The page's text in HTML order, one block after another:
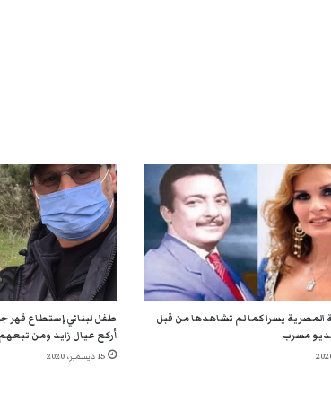
المصرية يسرا كما لم تشاهدها من قبل
مسرب
طفل لبناني إستطاع قهر
أركع عيال زايد ومن
15 ديسمبر، 2020